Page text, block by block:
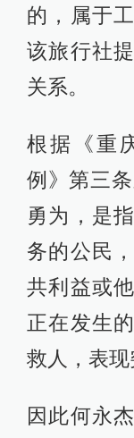
的，属于
该旅行社
关系。
根据《重
例》第三
勇为，是
务的公民
共利益或
正在发生
救人，表现
因此何永